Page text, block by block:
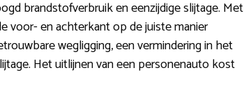
brandstofverbruik en eenzijdige slijtage. Met
voor- en achterkant op de juiste manier
wegligging, een vermindering in het
Het uitlijnen van een personenauto kost